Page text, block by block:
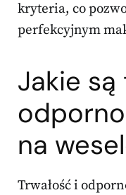
kryteria, co
perfekcyjnym
Jakie są
na
Trwałość i